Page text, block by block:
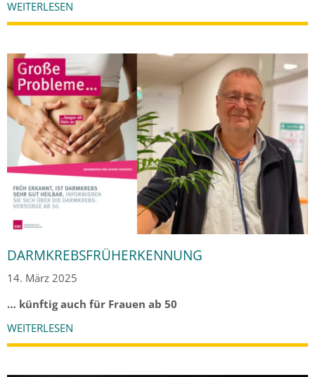
WEITERLESEN
DARMKREBSFRÜHERKENNUNG
14. März 2025
… künftig auch für Frauen ab 50
WEITERLESEN